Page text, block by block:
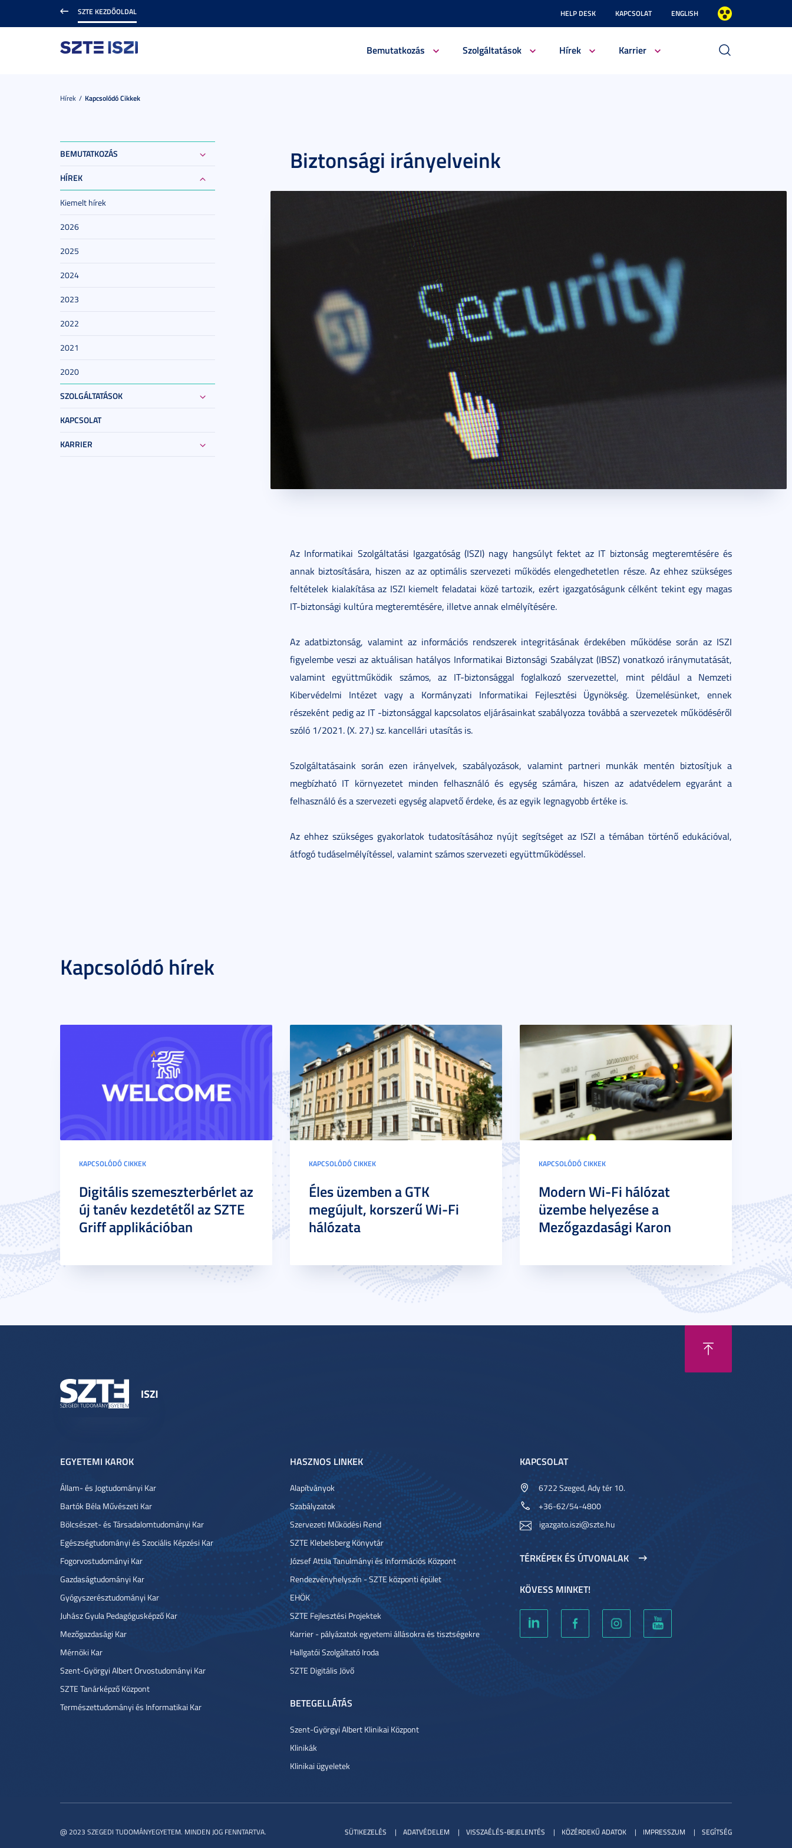
SZTE KEZDŐOLDAL HELP DESK KAPCSOLAT ENGLISH
Bemutatkozás Szolgáltatások Hírek Karrier
Hírek Kapcsolódó Cikkek
BEMUTATKOZÁS
HÍREK
Kiemelt hírek
2026
2025
2024
2023
2022
2021
2020
SZOLGÁLTATÁSOK
KAPCSOLAT
KARRIER
Biztonsági irányelveink
Az Informatikai Szolgáltatási Igazgatóság (ISZI) nagy hangsúlyt fektet az IT biztonság megteremtésére és
annak biztosítására, hiszen az az optimális szervezeti működés elengedhetetlen része. Az ehhez szükséges
feltételek kialakítása az ISZI kiemelt feladatai közé tartozik, ezért igazgatóságunk célként tekint egy magas
IT-biztonsági kultúra megteremtésére, illetve annak elmélyítésére.
Az adatbiztonság, valamint az információs rendszerek integritásának érdekében működése során az ISZI
figyelembe veszi az aktuálisan hatályos Informatikai Biztonsági Szabályzat (IBSZ) vonatkozó iránymutatását,
valamint együttműködik számos, az IT-biztonsággal foglalkozó szervezettel, mint például a Nemzeti
Kibervédelmi Intézet vagy a Kormányzati Informatikai Fejlesztési Ügynökség. Üzemelésünket, ennek
részeként pedig az IT -biztonsággal kapcsolatos eljárásainkat szabályozza továbbá a szervezetek működéséről
szóló 1/2021. (X. 27.) sz. kancellári utasítás is.
Szolgáltatásaink során ezen irányelvek, szabályozások, valamint partneri munkák mentén biztosítjuk a
megbízható IT környezetet minden felhasználó és egység számára, hiszen az adatvédelem egyaránt a
felhasználó és a szervezeti egység alapvető érdeke, és az egyik legnagyobb értéke is.
Az ehhez szükséges gyakorlatok tudatosításához nyújt segítséget az ISZI a témában történő edukációval,
átfogó tudáselmélyítéssel, valamint számos szervezeti együttműködéssel.
Kapcsolódó hírek
KAPCSOLÓDÓ CIKKEK
Digitális szemeszterbérlet az
új tanév kezdetétől az SZTE
Griff applikációban
KAPCSOLÓDÓ CIKKEK
Éles üzemben a GTK
megújult, korszerű Wi-Fi
hálózata
KAPCSOLÓDÓ CIKKEK
Modern Wi-Fi hálózat
üzembe helyezése a
Mezőgazdasági Karon
EGYETEMI KAROK
Állam- és Jogtudományi Kar
Bartók Béla Művészeti Kar
Bölcsészet- és Társadalomtudományi Kar
Egészségtudományi és Szociális Képzési Kar
Fogorvostudományi Kar
Gazdaságtudományi Kar
Gyógyszerésztudományi Kar
Juhász Gyula Pedagógusképző Kar
Mezőgazdasági Kar
Mérnöki Kar
Szent-Györgyi Albert Orvostudományi Kar
SZTE Tanárképző Központ
Természettudományi és Informatikai Kar
HASZNOS LINKEK
Alapítványok
Szabályzatok
Szervezeti Működési Rend
SZTE Klebelsberg Könyvtár
József Attila Tanulmányi és Információs Központ
Rendezvényhelyszín - SZTE központi épület
EHÖK
SZTE Fejlesztési Projektek
Karrier - pályázatok egyetemi állásokra és tisztségekre
Hallgatói Szolgáltató Iroda
SZTE Digitális Jövő
BETEGELLÁTÁS
Szent-Györgyi Albert Klinikai Központ
Klinikák
Klinikai ügyeletek
KAPCSOLAT
6722 Szeged, Ady tér 10.
+36-62/54-4800
igazgato.iszi@szte.hu
TÉRKÉPEK ÉS ÚTVONALAK
KÖVESS MINKET!
@ 2023 SZEGEDI TUDOMÁNYEGYETEM. MINDEN JOG FENNTARTVA. SÜTIKEZELÉS ADATVÉDELEM VISSZAÉLÉS-BEJELENTÉS KÖZÉRDEKŰ ADATOK IMPRESSZUM SEGÍTSÉG